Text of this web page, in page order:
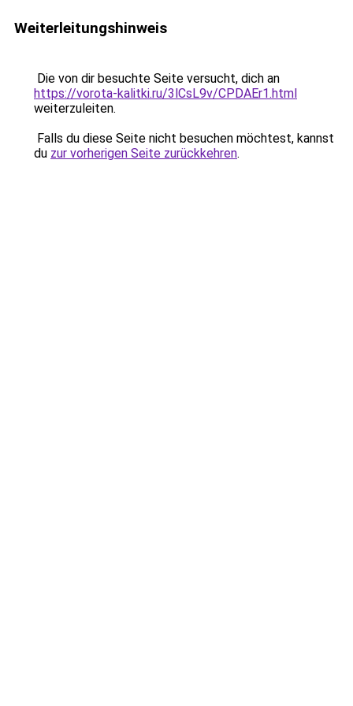
Weiterleitungshinweis
Die von dir besuchte Seite versucht, dich an
https://vorota-kalitki.ru/3lCsL9v/CPDAEr1.html
weiterzuleiten.
Falls du diese Seite nicht besuchen möchtest, kannst
du zur vorherigen Seite zurückkehren.